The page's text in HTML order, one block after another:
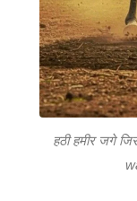
हठी हमीर जगे